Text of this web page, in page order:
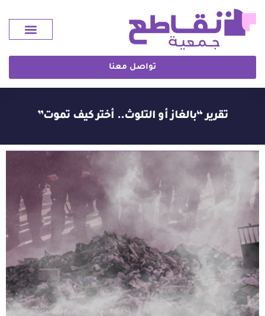
تواصل معنا
تقرير “بالغاز أو التلوث.. أختر كيف تموت”